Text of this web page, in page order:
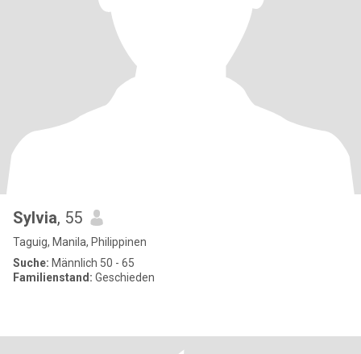
Sylvia, 55
Taguig, Manila, Philippinen
Suche: Männlich 50 - 65
Familienstand: Geschieden